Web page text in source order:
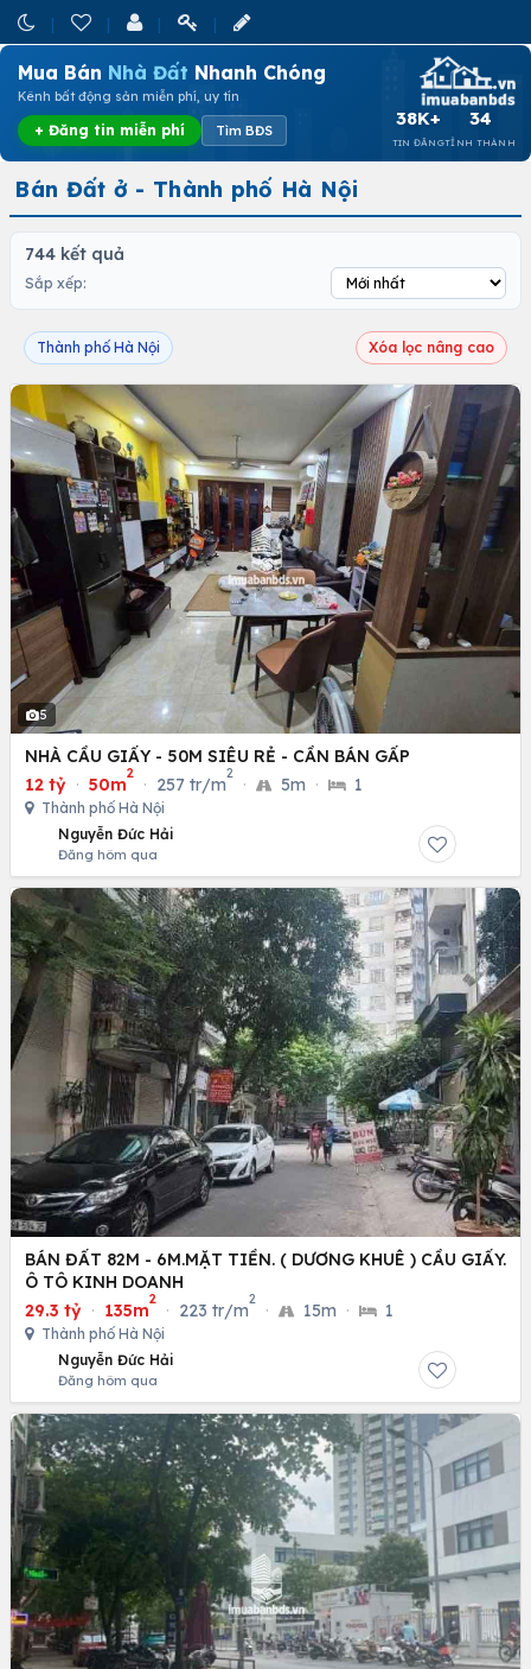
Mua Bán Nhà Đất Nhanh Chóng
Kênh bất động sản miễn phí, uy tín
+ Đăng tin miễn phí Tìm BĐS
38K+
TIN ĐĂNG
34
TỈNH THÀNH
Bán Đất ở - Thành phố Hà Nội
744 kết quả
Sắp xếp:
Thành phố Hà Nội Xóa lọc nâng cao
5
NHÀ CẦU GIẤY - 50M SIÊU RẺ - CẦN BÁN GẤP
12 tỷ · 50m
2
· 257 tr/m
2
· 5m · 1
Thành phố Hà Nội
Nguyễn Đức Hải
Đăng hôm qua
BÁN ĐẤT 82M - 6M.MẶT TIỀN. ( DƯƠNG KHUÊ ) CẦU GIẤY.
Ô TÔ KINH DOANH
29.3 tỷ · 135m
2
· 223 tr/m
2
· 15m · 1
Thành phố Hà Nội
Nguyễn Đức Hải
Đăng hôm qua